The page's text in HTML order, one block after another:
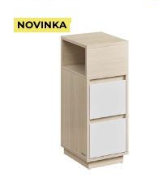
NOVINKA